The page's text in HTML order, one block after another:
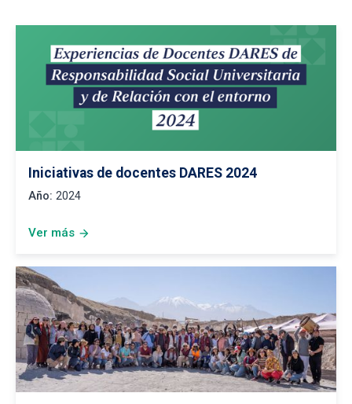
Iniciativas de docentes DARES 2024
Año: 2024
Ver más arrow_forward